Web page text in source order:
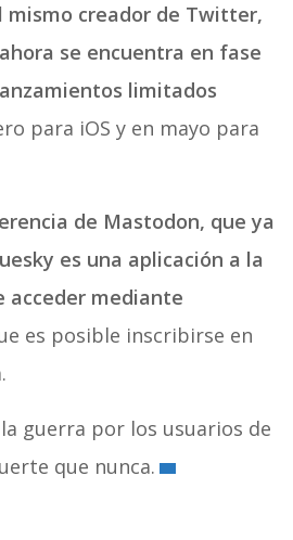
mismo creador de Twitter,
se encuentra en fase
limitados
para iOS y en mayo para
de Mastodon, que ya
es una aplicación a la
acceder mediante
es posible inscribirse en
guerra por los usuarios de
que nunca.